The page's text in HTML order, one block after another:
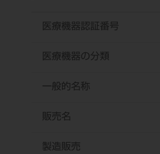
医療機器認証番号
医療機器の分類
一般的名称
販売名
製造販売